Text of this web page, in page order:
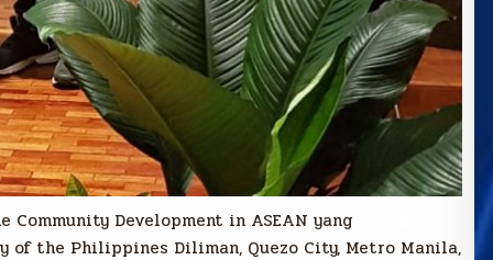
Development in ASEAN yang
of the Philippines Diliman, Quezo City, Metro Manila,